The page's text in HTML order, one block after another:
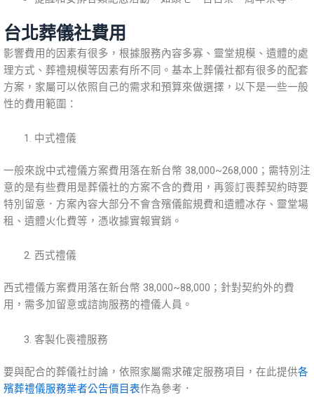
台北葬儀社費用
影響費用的因素有很多，根據服務內容多寡、靈堂規模、遺體的處
理方式、葬禮規模等因素有所不同。基本上葬儀社都有很多的配套
方案，家屬可以依照自己的需求和預算來做選擇，以下是一些一般
性的費用範圍：
中式禮儀
一般來說中式禮儀方案費用落在新台幣 38,000~268,000；需特別注
意的是有些費用是葬儀社的方案不含的費用，再簽訂喪葬契約時要
特別留意．方案內容大部分不會含殯儀館規費和遺體冰存、靈堂場
租、遺體火化費等，憑收據實報實銷。
西式禮儀
西式禮儀方案費用落在新台幣 38,000~88,000；針對契約外的費
用，需多加留意或諮詢服務的禮儀人員。
客製化喪禮服務
要與配合的葬儀社討論，依照家屬需求確定服務項目，在此提供各
殯葬禮儀服務業者公告價目表作為參考．